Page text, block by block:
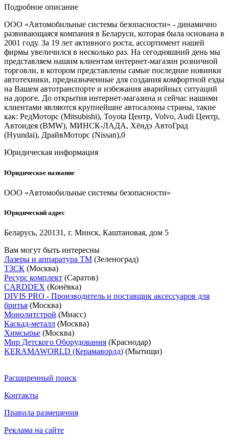
Подробное описание
ООО «Автомобильные системы безопасности» - динамично
развивающаяся компания в Беларуси, которая была основана в
2001 году. За 19 лет активного роста, ассортимент нашей
фирмы увеличился в несколько раз. На сегодняшний день мы
представляем нашим клиентам интернет-магазин розничной
торговли, в котором представлены самые последние новинки
автотехники, предназначенные для создания комфортной езды
на Вашем автотранспорте и избежания аварийных ситуаций
на дороге. До открытия интернет-магазина и сейчас нашими
клиентами являются крупнейшие автосалоны страны, такие
как: РедМоторс (Mitsubishi), Toyota Центр, Volvo, Audi Центр,
Автоидея (BMW), МИНСК-ЛАДА, Хёндэ АвтоГрад
(Hyundai), ДрайвМоторс (Nissan),0
Юридическая информация
Юридическое название
ООО «Автомобильные системы безопасности»
Юридический адрес
Беларусь, 220131, г. Минск, Каштановая, дом 5
Вам могут быть интересны
Лазеры и аппаратура ТМ (Зеленоград)
ТЗСК (Москва)
Ресурс комплект (Саратов)
CARDDEX (Конёвка)
DIVIS PRO - Производитель и поставщик аксессуаров для
бритья (Москва)
Монолитстрой (Миасс)
Каскад-металл (Москва)
Химсырье (Москва)
Мир Детского Оборудования (Краснодар)
KERAMAWORLD (Керамаворлд) (Мытищи)
Расширенный поиск
Контакты
Правила размещения
Реклама на сайте